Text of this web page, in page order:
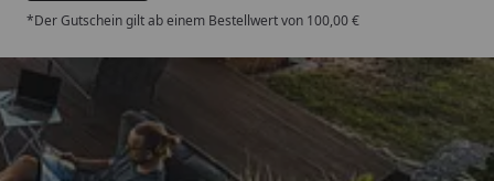
*Der Gutschein gilt ab einem Bestellwert von 100,00 €
Trusted Shops